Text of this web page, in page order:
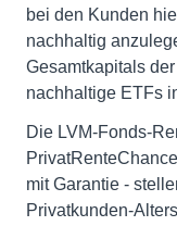
bei den Kunden
nachhaltig
Gesamtkapitals
nachhaltige ETFs
Die LVM-Fonds-
mit Garantie -
Privatkunden-